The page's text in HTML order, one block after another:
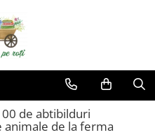
de abtibilduri
animale de la ferma